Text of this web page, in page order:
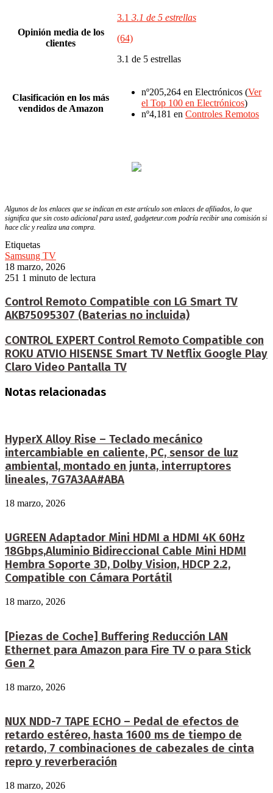
Opinión media de los
clientes
3.1 3.1 de 5 estrellas
(64)
3.1 de 5 estrellas
Clasificación en los más
vendidos de Amazon
nº205,264 en Electrónicos (Ver
el Top 100 en Electrónicos)
nº4,181 en Controles Remotos
Algunos de los enlaces que se indican en este artículo son enlaces de afiliados, lo que
significa que sin costo adicional para usted, gadgeteur.com podría recibir una comisión si
hace clic y realiza una compra.
Etiquetas
Samsung TV
18 marzo, 2026
251 1 minuto de lectura
Control Remoto Compatible con LG Smart TV
AKB75095307 (Baterias no incluida)
CONTROL EXPERT Control Remoto Compatible con
ROKU ATVIO HISENSE Smart TV Netflix Google Play
Claro Video Pantalla TV
Notas relacionadas
HyperX Alloy Rise – Teclado mecánico
intercambiable en caliente, PC, sensor de luz
ambiental, montado en junta, interruptores
lineales, 7G7A3AA#ABA
18 marzo, 2026
UGREEN Adaptador Mini HDMI a HDMI 4K 60Hz
18Gbps,Aluminio Bidireccional Cable Mini HDMI
Hembra Soporte 3D, Dolby Vision, HDCP 2.2,
Compatible con Cámara Portátil
18 marzo, 2026
[Piezas de Coche] Buffering Reducción LAN
Ethernet para Amazon para Fire TV o para Stick
Gen 2
18 marzo, 2026
NUX NDD-7 TAPE ECHO – Pedal de efectos de
retardo estéreo, hasta 1600 ms de tiempo de
retardo, 7 combinaciones de cabezales de cinta
repro y reverberación
18 marzo, 2026